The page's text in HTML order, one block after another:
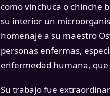
como vinchuca o chinche
su interior un
homenaje a su maestro
personas enfermas,
enfermedad humana, que
Su trabajo fue